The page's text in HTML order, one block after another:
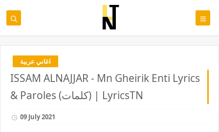
اغاني عربية
ISSAM ALNAJJAR - Mn Gheirik Enti Lyrics
& Paroles (كلمات) | LyricsTN
09 July 2021